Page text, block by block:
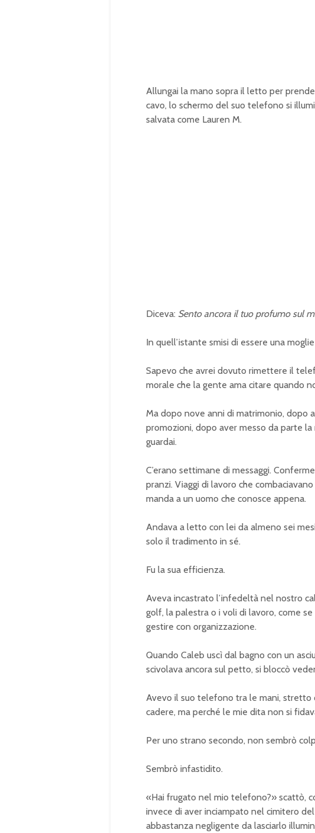
Allungai la mano sopra il letto per
cavo, lo schermo del suo telefono si
salvata come Lauren M.
Diceva: Sento ancora il tuo profumo sul
In quell’istante smisi di essere una
Sapevo che avrei dovuto rimettere il
morale che la gente ama citare quando
Ma dopo nove anni di matrimonio, dopo
promozioni, dopo aver messo da parte la
guardai.
C’erano settimane di messaggi.
pranzi. Viaggi di lavoro che
manda a un uomo che conosce appena.
Andava a letto con lei da almeno sei
solo il tradimento in sé.
Fu la sua efficienza.
Aveva incastrato l’infedeltà nel nostro
golf, la palestra o i voli di lavoro, come
gestire con organizzazione.
Quando Caleb uscì dal bagno con un
scivolava ancora sul petto, si bloccò
Avevo il suo telefono tra le mani, stretto
cadere, ma perché le mie dita non si
Per uno strano secondo, non sembrò
Sembrò infastidito.
«Hai frugato nel mio telefono?» scattò,
invece di aver inciampato nel cimitero
abbastanza negligente da lasciarlo